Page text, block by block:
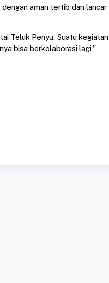
aman tertib dan lancar
Teluk Penyu. Suatu kegiatan
bisa berkolaborasi lagi,"